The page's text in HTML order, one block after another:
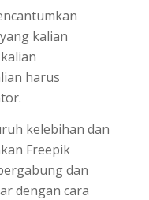
kalian
harus
kelebihan dan
Freepik
dan
dengan cara